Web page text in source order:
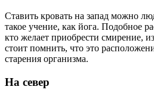
Ставить кровать на запад можно
такое учение, как йога. Подобное
кто желает приобрести смирение,
стоит помнить, что это
старения организма.
На север